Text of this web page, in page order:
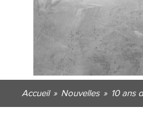
Accueil » Nouvelles » 10 ans